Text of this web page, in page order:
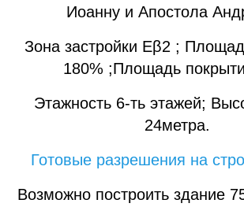
Иоанну и Апостола
Зона застройки Εβ2 ;
180% ;Площадь
Этажность 6-ть этажей;
24метра.
Готовые разрешения на
Возможно построить здание